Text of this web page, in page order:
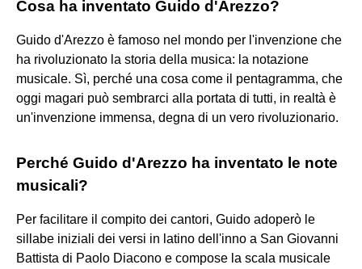
Cosa ha inventato Guido d'Arezzo?
Guido d'Arezzo è famoso nel mondo per l'invenzione che
ha rivoluzionato la storia della musica: la notazione
musicale. Sì, perché una cosa come il pentagramma, che
oggi magari può sembrarci alla portata di tutti, in realtà è
un'invenzione immensa, degna di un vero rivoluzionario.
Perché Guido d'Arezzo ha inventato le note
musicali?
Per facilitare il compito dei cantori, Guido adoperò le
sillabe iniziali dei versi in latino dell'inno a San Giovanni
Battista di Paolo Diacono e compose la scala musicale